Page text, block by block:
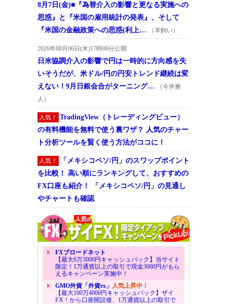
8月7日(金)■『為替介入の影響と更なる実施への
思惑』と『米国の雇用統計の発表』、そして
『米国の金融政策への思惑(利上…
（羊飼い）
2026年08月06日(木)17時00分公開
日米協調介入の影響で円は一時的に方向感を失
いそうだが、米ドル/円の円安トレンド継続は変
えない！9月日銀会合がターニング…
（今井雅
人）
人気！
TradingView（トレーディングビュー）
の有料機能を無料で使う裏ワザ？ 人気のチャー
ト分析ツールを賢く使う方法がココに！
人気！
「メキシコペソ/円」のスワップポイント
を比較！ 高い順にランキングして、おすすめの
FX口座も紹介！ 「メキシコペソ/円」の見通し
やチャートも確認
FXブロードネット
【最大6万3000円キャッシュバック】当サイト
限定！1万通貨以上の取引で現金3000円がもら
えるキャンペーン実施中！
GMO外貨「外貨ex」 人気上昇中！
【最大100万4000円キャッシュバック】ザイ
FX！から口座開設後、1万通貨以上の取引で